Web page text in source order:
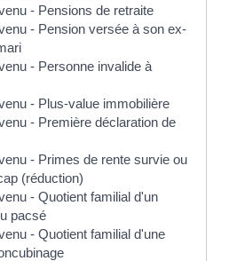
- Pensions de retraite
- Pension versée à son ex-
- Personne invalide à
- Plus-value immobilière
- Première déclaration de
- Primes de rente survie ou
(réduction)
- Quotient familial d'un
pacsé
- Quotient familial d'une